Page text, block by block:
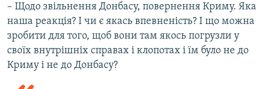
– Щодо звільнення Донбасу, повернення Криму. Яка
наша реакція? І чи є якась впевненість? І що можна
зробити для того, щоб вони там якось погрузли у
своїх внутрішніх справах і клопотах і їм було не до
Криму і не до Донбасу?